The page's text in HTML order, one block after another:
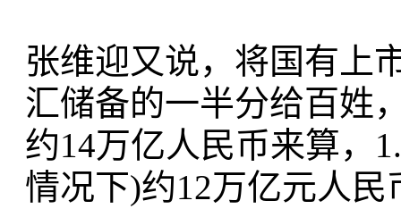
张维迎又说，将国有上
汇储备的一半分给百姓
约14万亿人民币来算，
情况下)约12万亿元人